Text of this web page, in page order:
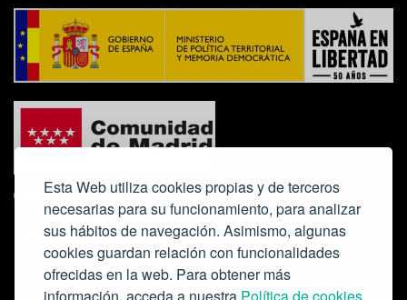
Esta Web utiliza cookies propias y de terceros
necesarias para su funcionamiento, para analizar
sus hábitos de navegación. Asimismo, algunas
cookies guardan relación con funcionalidades
ofrecidas en la web. Para obtener más
Colabora: